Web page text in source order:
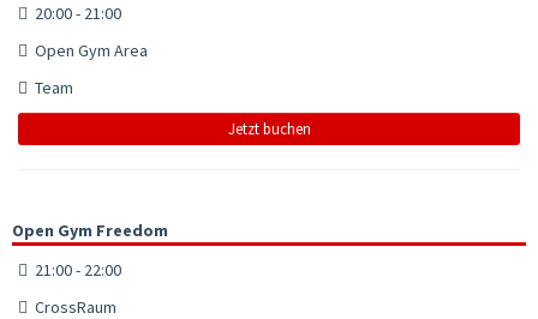
20:00 - 21:00
Open Gym Area
Team
Jetzt buchen
Open Gym Freedom
21:00 - 22:00
CrossRaum